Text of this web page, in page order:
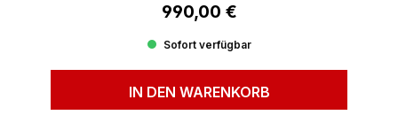
Regulärer Preis:
990,00 €
Sofort verfügbar
IN DEN WARENKORB